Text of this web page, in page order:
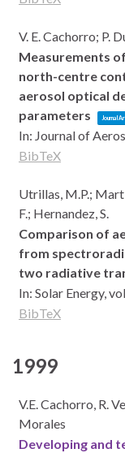
V. E. Cachorro; P.
Measurements
north-centre
aerosol optical
parameters
Journal
In: Journal of
BibTeX
Utrillas, M.P.;
F.; Hernandez, S.
Comparison of
from
two radiative
In: Solar Energy,
BibTeX
1999
V.E. Cachorro, R.
Morales
Developing and